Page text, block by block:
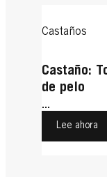
Castaños
Castaño:
de pelo
...
Lee ahora